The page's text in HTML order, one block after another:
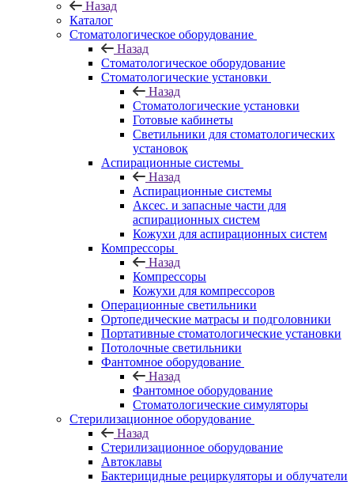
Назад
Каталог
Стоматологическое оборудование
Назад
Стоматологическое оборудование
Стоматологические установки
Назад
Стоматологические установки
Готовые кабинеты
Светильники для стоматологических
установок
Аспирационные системы
Назад
Аспирационные системы
Аксес. и запасные части для
аспирационных систем
Кожухи для аспирационных систем
Компрессоры
Назад
Компрессоры
Кожухи для компрессоров
Операционные светильники
Ортопедические матрасы и подголовники
Портативные стоматологические установки
Потолочные светильники
Фантомное оборудование
Назад
Фантомное оборудование
Стоматологические симуляторы
Стерилизационное оборудование
Назад
Стерилизационное оборудование
Автоклавы
Бактерицидные рециркуляторы и облучатели